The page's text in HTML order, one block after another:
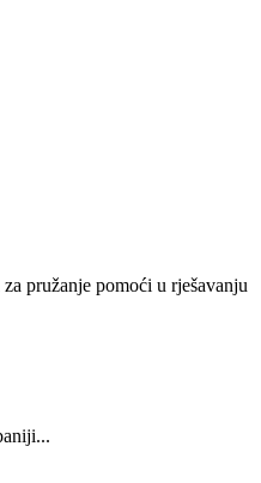
pružanje pomoći u rješavanju